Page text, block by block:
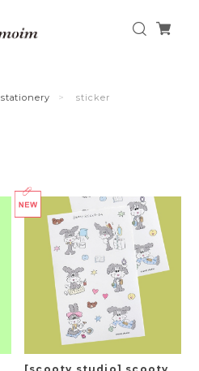
stationery sticker